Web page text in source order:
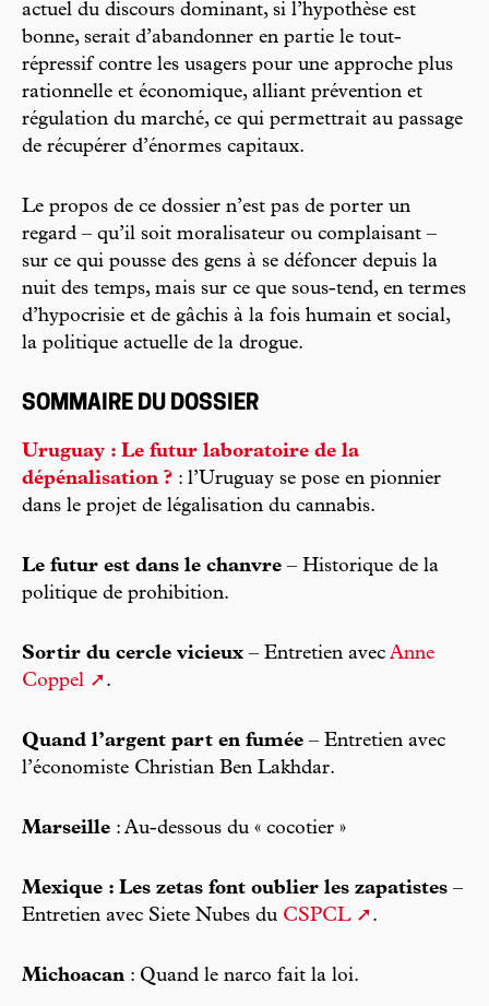
actuel du discours dominant, si l’hypothèse est
bonne, serait d’abandonner en partie le tout-
répressif contre les usagers pour une approche plus
rationnelle et économique, alliant prévention et
régulation du marché, ce qui permettrait au passage
de récupérer d’énormes capitaux.
Le propos de ce dossier n’est pas de porter un
regard – qu’il soit moralisateur ou complaisant –
sur ce qui pousse des gens à se défoncer depuis la
nuit des temps, mais sur ce que sous-tend, en termes
d’hypocrisie et de gâchis à la fois humain et social,
la politique actuelle de la drogue.
SOMMAIRE DU DOSSIER
Uruguay : Le futur laboratoire de la
dépénalisation ? : l’Uruguay se pose en pionnier
dans le projet de légalisation du cannabis.
Le futur est dans le chanvre – Historique de la
politique de prohibition.
Sortir du cercle vicieux – Entretien avec Anne
Coppel
.
Quand l’argent part en fumée – Entretien avec
l’économiste Christian Ben Lakhdar.
Marseille : Au-dessous du « cocotier »
Mexique : Les zetas font oublier les zapatistes –
Entretien avec Siete Nubes du CSPCL .
Michoacan : Quand le narco fait la loi.